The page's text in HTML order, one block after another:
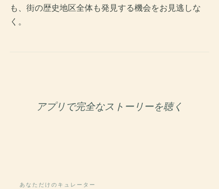
も、街の歴史地区全体も発見する機会をお見逃しな
く。
アプリで完全なストーリーを聴く
あなただけのキュレーター